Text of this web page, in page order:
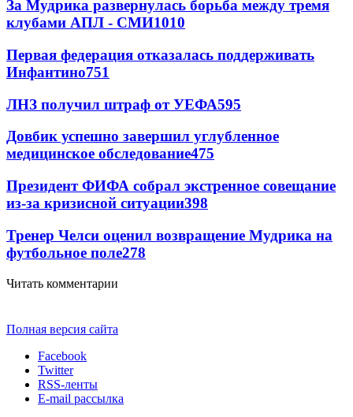
За Мудрика развернулась борьба между тремя
клубами АПЛ - СМИ1010
Первая федерация отказалась поддерживать
Инфантино751
ЛНЗ получил штраф от УЕФА595
Довбик успешно завершил углубленное
медицинское обследование475
Президент ФИФА собрал экстренное совещание
из-за кризисной ситуации398
Тренер Челси оценил возвращение Мудрика на
футбольное поле278
Читать комментарии
Полная версия сайта
Facebook
Twitter
RSS-ленты
E-mail рассылка